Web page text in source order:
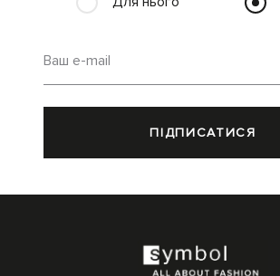
Ваш e-mail
ПІДПИСАТИСЯ